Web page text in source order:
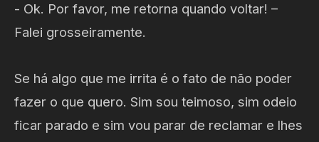
- Ok. Por favor, me retorna quando voltar! –
Falei grosseiramente.
Se há algo que me irrita é o fato de não poder
fazer o que quero. Sim sou teimoso, sim odeio
ficar parado e sim vou parar de reclamar e lhes